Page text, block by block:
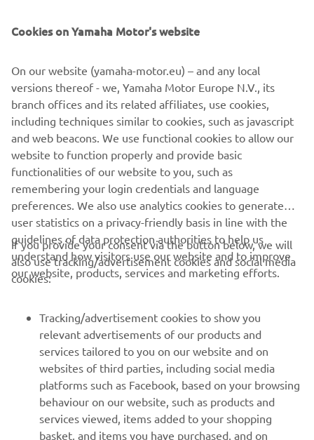
Informațiile și/sau imaginile de pe aceste pagini web nu
pot fi utilizate în scopuri comerciale sau necomerciale fără
acordul explicit în scris al Yamaha Motor Europe N.V. și/sau
Yamaha Motor Co., Ltd.
Condu întotdeauna în siguranță și respectă toate condițiile
de drum locale.
CORPORATE
MAI MULTE YAMAHA
SUPORT
Cookies on Yamaha Motor's website
On our website (yamaha-motor.eu) – and any local
versions thereof - we, Yamaha Motor Europe N.V., its
branch offices and its related affiliates, use cookies,
including techniques similar to cookies, such as javascript
and web beacons. We use functional cookies to allow our
website to function properly and provide basic
functionalities of our website to you, such as
remembering your login credentials and language
preferences. We also use analytics cookies to generate
user statistics on a privacy-friendly basis in line with the
guidelines of data protection authorities to help us
understand how visitors use our website and to improve
our website, products, services and marketing efforts.
If you provide your consent via the button below, we will
also use tracking/advertisement cookies and social media
cookies:
Tracking/advertisement cookies to show you
relevant advertisements of our products and
services tailored to you on our website and on
websites of third parties, including social media
platforms such as Facebook, based on your browsing
behaviour on our website, such as products and
services viewed, items added to your shopping
basket, and items you have purchased, and on